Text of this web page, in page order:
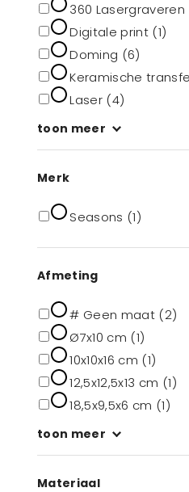
360 Lasergraveren
Digitale print (1)
Doming (6)
Keramische
Laser (4)
toon meer
Merk
Seasons (1)
Afmeting
# Geen maat (2)
Ø7x10 cm (1)
10x10x16 cm (1)
12,5x12,5x13 cm (1)
18,5x9,5x6 cm (1)
toon meer
Materiaal
O.a. iDeal, Bancontact,